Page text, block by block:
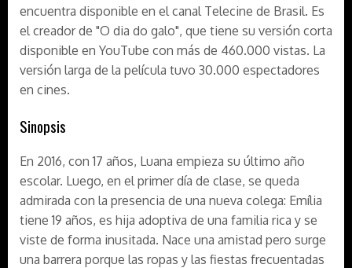
encuentra disponible en el canal Telecine de Brasil. Es
el creador de "O dia do galo", que tiene su versión corta
disponible en YouTube con más de 460.000 vistas. La
versión larga de la película tuvo 30.000 espectadores
en cines.
Sinopsis
En 2016, con 17 años, Luana empieza su último año
escolar. Luego, en el primer día de clase, se queda
admirada con la presencia de una nueva colega: Emília
tiene 19 años, es hija adoptiva de una familia rica y se
viste de forma inusitada. Nace una amistad pero surge
una barrera porque las ropas y las fiestas frecuentadas